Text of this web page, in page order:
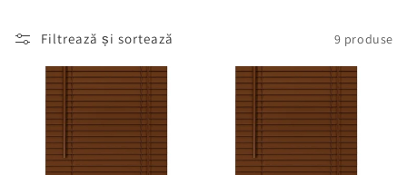
Filtrează și sortează 9 produse